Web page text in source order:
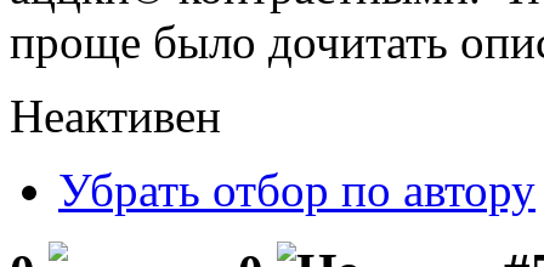
проще было дочитать
Неактивен
Убрать отбор по автору